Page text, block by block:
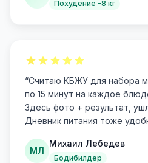
Похудение -8 кг
“Считаю КБЖУ для набора
по 15 минут на каждое
Здесь фото + результат,
Дневник питания тоже
МЛ
Михаил Лебедев
Бодибилдер